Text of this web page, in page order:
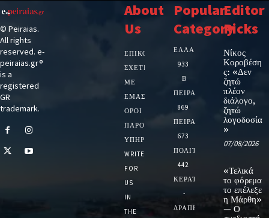
© Peiraias.
All rights
reserved. e-
peiraias.gr®
is a
registered
GR
trademark.
About
Us
ΕΠΙΚΟΙΝΩΝΙΑ
ΣΧΕΤΙΚΆ
ΜΕ
ΕΜΆΣ
ΌΡΟΙ
ΠΑΡΟΧΉΣ
ΥΠΗΡΕΣΙΏΝ
WRITE
FOR
US
IN
THE
Popular
Category
ΕΛΛΑΔΑ
933
Β
ΠΕΙΡΑΙΑ
869
ΠΕΙΡΑΙΑΣ
673
ΠΟΛΙΤΙΚΗ
442
ΚΕΡΑΤΣΙΝΙ
-
ΔΡΑΠΕΤΣΩΝΑ
Editor
Picks
Νίκος
Κοροβέση
ς: «Δεν
ζητώ
πλέον
διάλογο,
ζητώ
λογοδοσία
»
07/08/2026
«Τελικά
το φόρεμα
το επέλεξε
η Μάρθη»
— Ο